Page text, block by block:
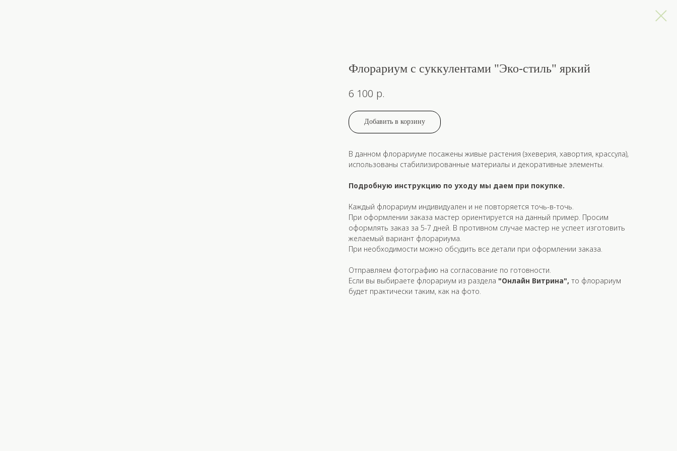
Флорариум с суккулентами "Эко-стиль" яркий
6 100 р.
Добавить в корзину
В данном флорариуме посажены живые растения (эхеверия, хавортия, крассула),
использованы стабилизированные материалы и декоративные элементы.
Подробную инструкцию по уходу мы даем при покупке.
Каждый флорариум индивидуален и не повторяется точь-в-точь.
При оформлении заказа мастер ориентируется на данный пример. Просим
оформлять заказ за 5-7 дней. В противном случае мастер не успеет изготовить
желаемый вариант флорариума.
При необходимости можно обсудить все детали при оформлении заказа.
Отправляем фотографию на согласование по готовности.
Если вы выбираете флорариум из раздела "Онлайн Витрина", то флорариум
будет практически таким, как на фото.